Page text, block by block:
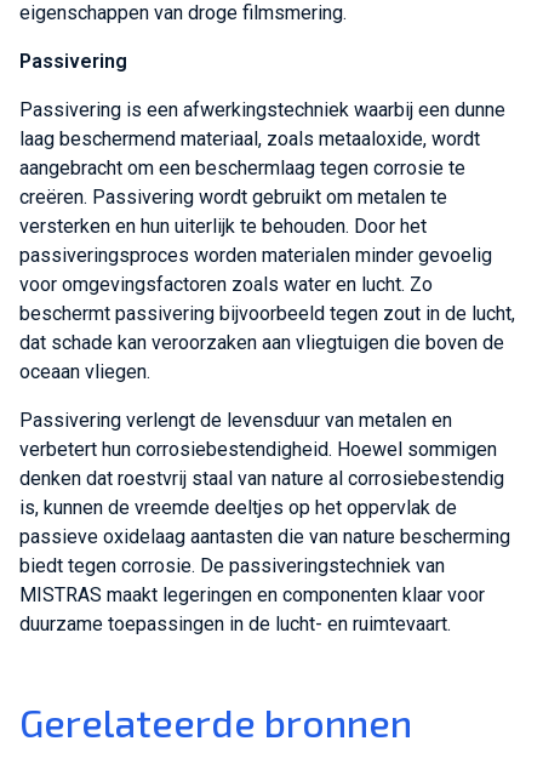
eigenschappen van droge filmsmering.
Passivering
Passivering is een afwerkingstechniek waarbij een dunne
laag beschermend materiaal, zoals metaaloxide, wordt
aangebracht om een beschermlaag tegen corrosie te
creëren. Passivering wordt gebruikt om metalen te
versterken en hun uiterlijk te behouden. Door het
passiveringsproces worden materialen minder gevoelig
voor omgevingsfactoren zoals water en lucht. Zo
beschermt passivering bijvoorbeeld tegen zout in de lucht,
dat schade kan veroorzaken aan vliegtuigen die boven de
oceaan vliegen.
Passivering verlengt de levensduur van metalen en
verbetert hun corrosiebestendigheid. Hoewel sommigen
denken dat roestvrij staal van nature al corrosiebestendig
is, kunnen de vreemde deeltjes op het oppervlak de
passieve oxidelaag aantasten die van nature bescherming
biedt tegen corrosie. De passiveringstechniek van
MISTRAS maakt legeringen en componenten klaar voor
duurzame toepassingen in de lucht- en ruimtevaart.
Gerelateerde bronnen